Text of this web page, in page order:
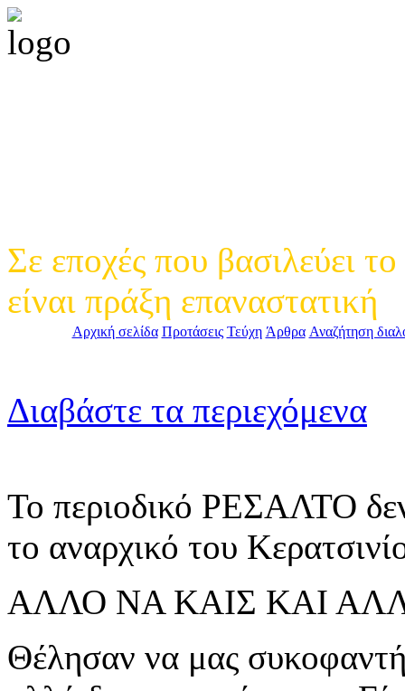
Σε εποχές που βασιλεύει
είναι πράξη επαναστατική
Αρχική σελίδα Προτάσεις Τεύχη Άρθρα Αναζήτηση
Διαβάστε τα περιεχόμενα
Το περιοδικό ΡΕΣΑΛΤΟ
το αναρχικό του
ΑΛΛΟ ΝΑ ΚΑΙΣ ΚΑΙ
Θέλησαν να μας